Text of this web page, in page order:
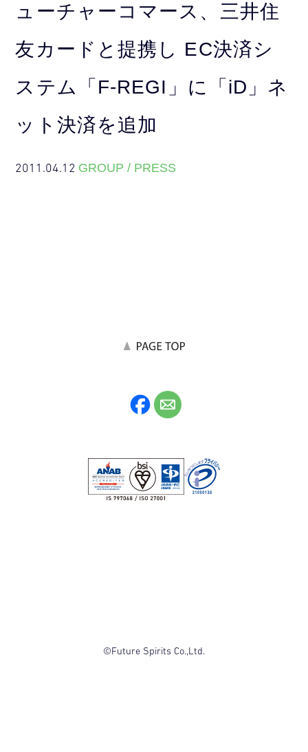
ューチャーコマース、三井住
友カードと提携し EC決済シ
ステム「F-REGI」に「iD」ネ
ット決済を追加
2011.04.12 GROUP / PRESS
©Future Spirits Co.,Ltd.